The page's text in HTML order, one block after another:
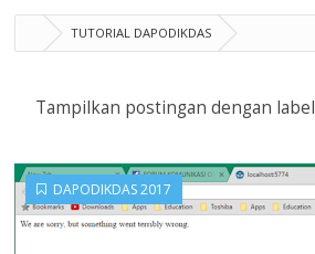
TUTORIAL DAPODIKDAS
Tampilkan postingan dengan label
DAPODIKDAS 2017